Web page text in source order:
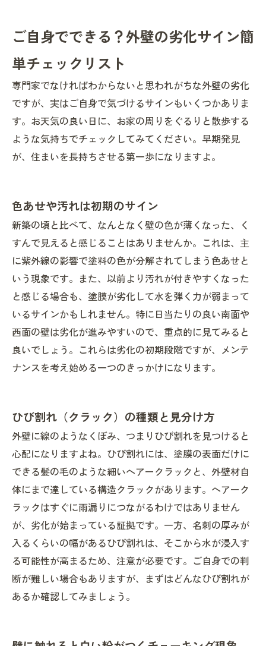
ご自身でできる？外壁の劣化サイン簡
単チェックリスト
専門家でなければわからないと思われがちな外壁の劣化
ですが、実はご自身で気づけるサインもいくつかありま
す。お天気の良い日に、お家の周りをぐるりと散歩する
ような気持ちでチェックしてみてください。早期発見
が、住まいを長持ちさせる第一歩になりますよ。
色あせや汚れは初期のサイン
新築の頃と比べて、なんとなく壁の色が薄くなった、く
すんで見えると感じることはありませんか。これは、主
に紫外線の影響で塗料の色が分解されてしまう色あせと
いう現象です。また、以前より汚れが付きやすくなった
と感じる場合も、塗膜が劣化して水を弾く力が弱まって
いるサインかもしれません。特に日当たりの良い南面や
西面の壁は劣化が進みやすいので、重点的に見てみると
良いでしょう。これらは劣化の初期段階ですが、メンテ
ナンスを考え始める一つのきっかけになります。
ひび割れ（クラック）の種類と見分け方
外壁に線のようなくぼみ、つまりひび割れを見つけると
心配になりますよね。ひび割れには、塗膜の表面だけに
できる髪の毛のような細いヘアークラックと、外壁材自
体にまで達している構造クラックがあります。ヘアーク
ラックはすぐに雨漏りにつながるわけではありません
が、劣化が始まっている証拠です。一方、名刺の厚みが
入るくらいの幅があるひび割れは、そこから水が浸入す
る可能性が高まるため、注意が必要です。ご自身での判
断が難しい場合もありますが、まずはどんなひび割れが
あるか確認してみましょう。